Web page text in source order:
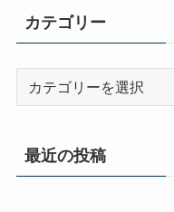
カテゴリー
リ
最近の投稿